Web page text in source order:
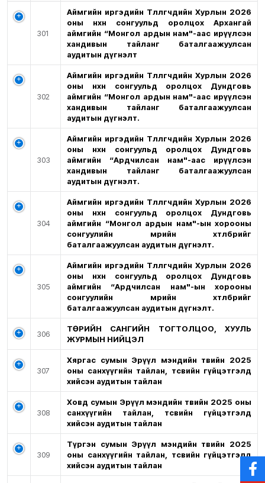
301
Аймгийн иргэдийн Төлөөлөгчдийн Хурлын 2026
оны нөхөн сонгуульд оролцох Архангай
аймгийн “Монгол ардын нам"-аас ирүүлсэн
хандивын тайланг баталгаажуулсан
аудитын дүгнэлт
302
Аймгийн иргэдийн Төлөөлөгчдийн Хурлын 2026
оны нөхөн сонгуульд оролцох Дундговь
аймгийн “Монгол ардын нам"-аас ирүүлсэн
хандивын тайланг баталгаажуулсан
аудитын дүгнэлт.
303
Аймгийн иргэдийн Төлөөлөгчдийн Хурлын 2026
оны нөхөн сонгуульд оролцох Дундговь
аймгийн “Ардчилсан нам"-аас ирүүлсэн
хандивын тайланг баталгаажуулсан
аудитын дүгнэлт.
304
Аймгийн иргэдийн Төлөөлөгчдийн Хурлын 2026
оны нөхөн сонгуульд оролцох Дундговь
аймгийн “Монгол ардын нам"-ын хорооны
сонгуулийн мөрийн хөтөлбөрийг
баталгаажуулсан аудитын дүгнэлт.
305
Аймгийн иргэдийн Төлөөлөгчдийн Хурлын 2026
оны нөхөн сонгуульд оролцох Дундговь
аймгийн “Ардчилсан нам"-ын хорооны
сонгуулийн мөрийн хөтөлбөрийг
баталгаажуулсан аудитын дүгнэлт.
306
ТӨРИЙН САНГИЙН ТОГТОЛЦОО, ХУУЛЬ
ЖУРМЫН НИЙЦЭЛ
307
Хяргас сумын Эрүүл мэндийн төвийн 2025
оны санхүүгийн тайлан, төсвийн гүйцэтгэлд
хийсэн аудитын тайлан
308
Ховд сумын Эрүүл мэндийн төвийн 2025 оны
санхүүгийн тайлан, төсвийн гүйцэтгэлд
хийсэн аудитын тайлан
309
Түргэн сумын Эрүүл мэндийн төвийн 2025
оны санхүүгийн тайлан, төсвийн гүйцэтгэлд
хийсэн аудитын тайлан